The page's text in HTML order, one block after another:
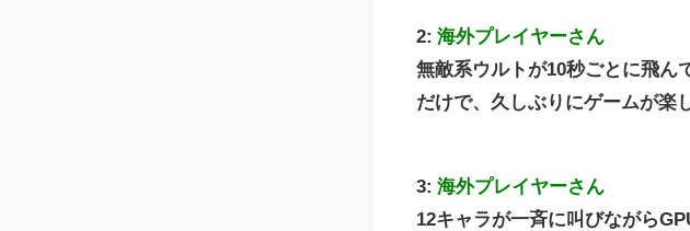
2: 海外プレイヤーさん
無敵系ウルトが10秒ごとに飛ん
だけで、久しぶりにゲームが楽
3: 海外プレイヤーさん
12キャラが一斉に叫びながら